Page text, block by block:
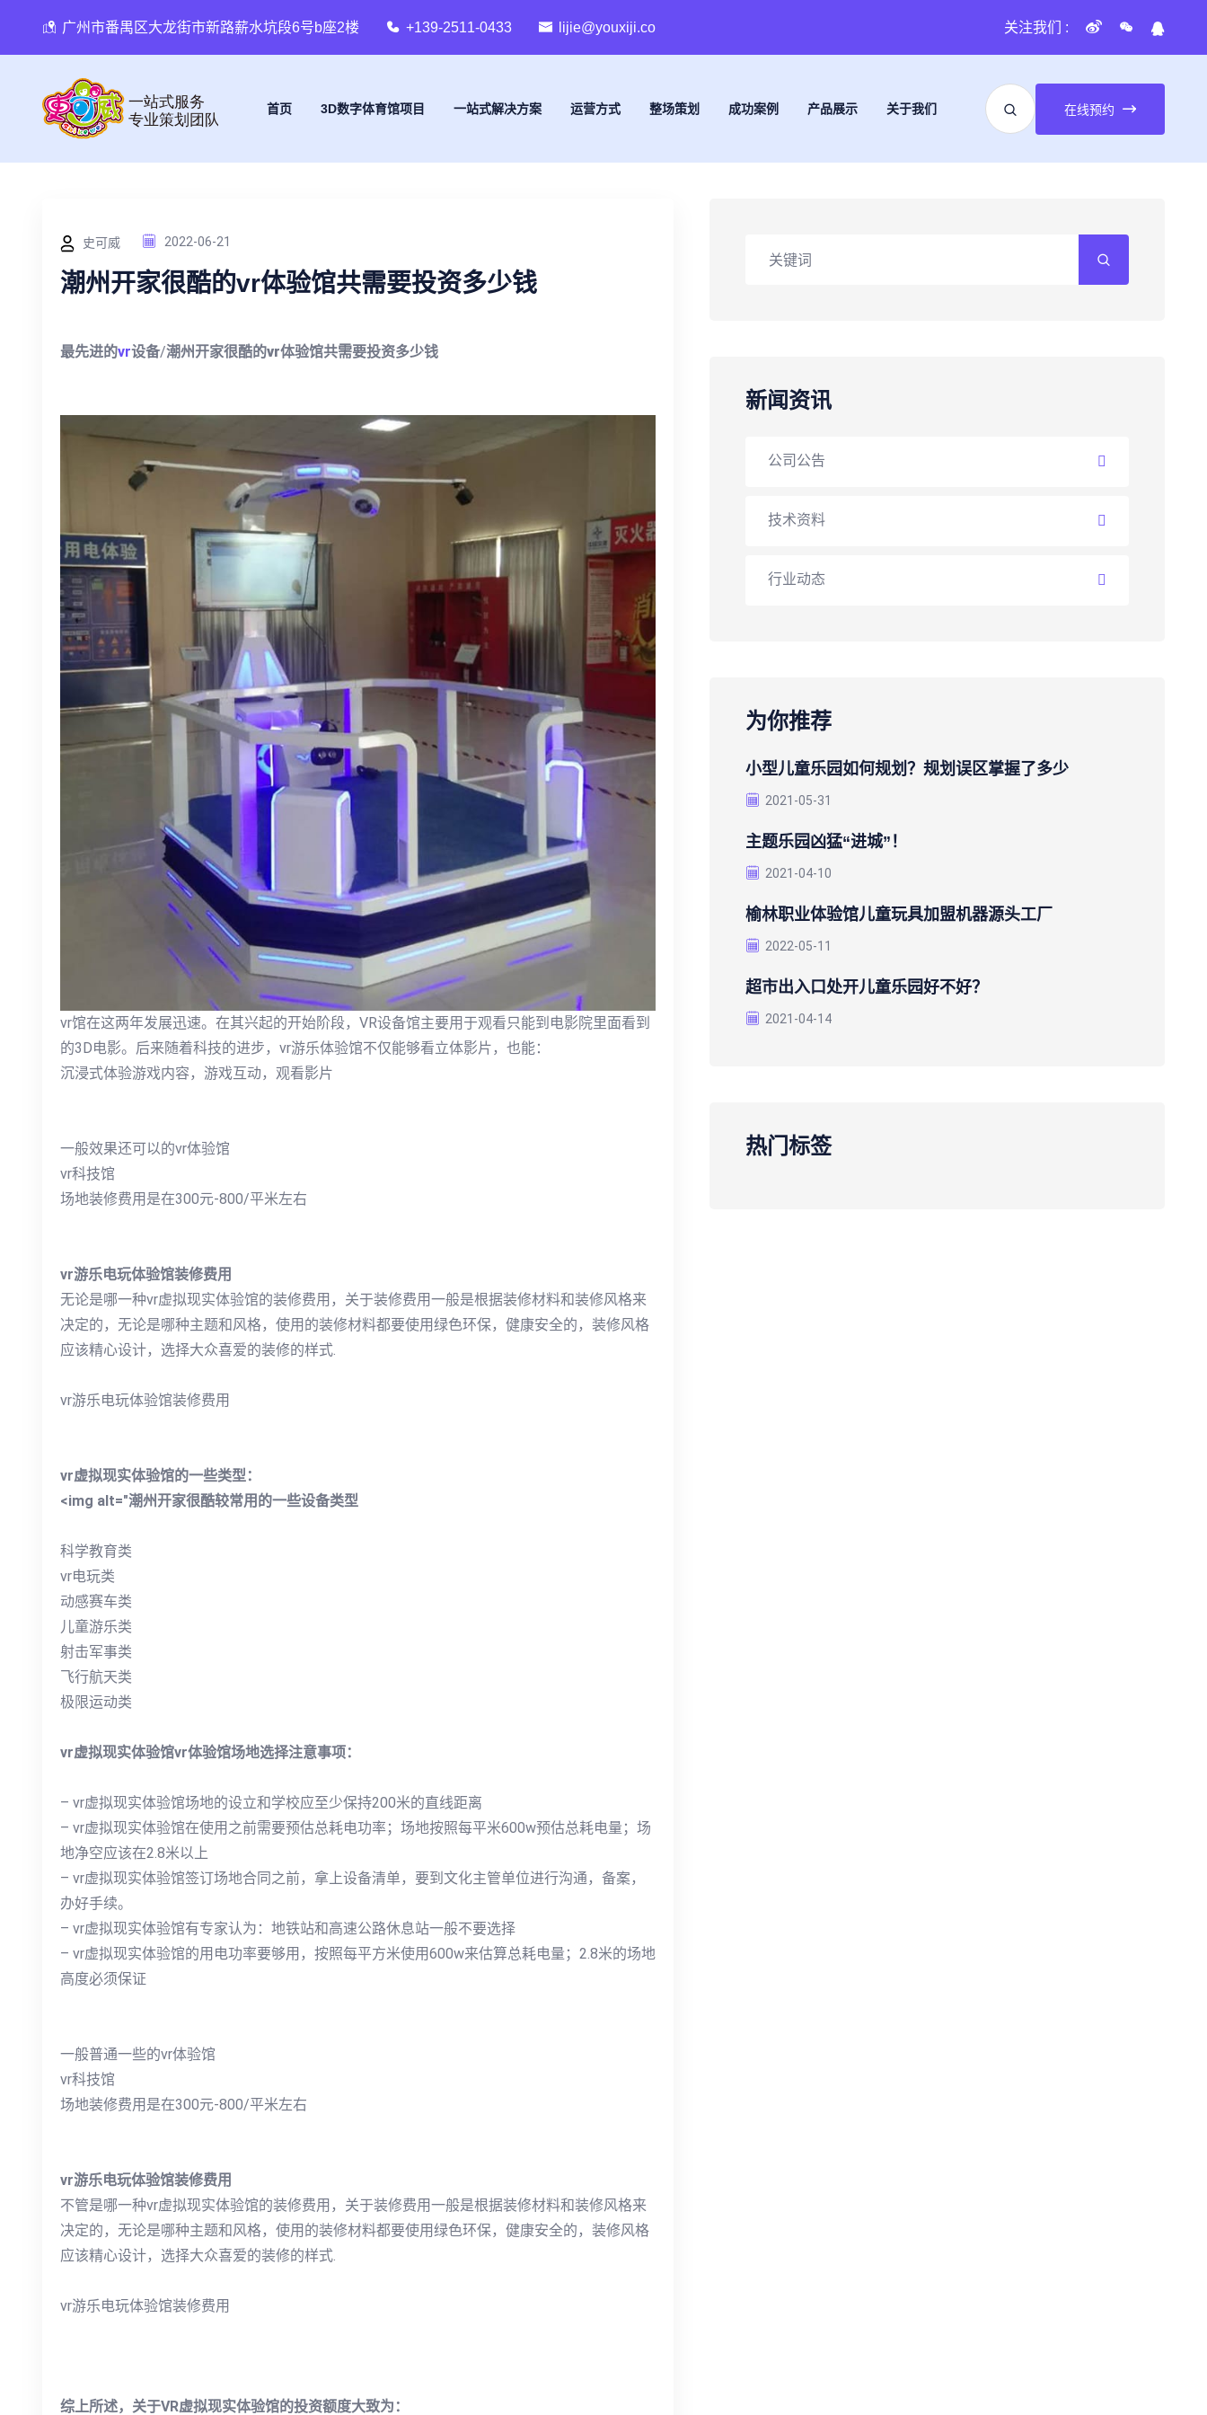
广州市番禺区大龙街市新路薪水坑段6号b座2楼 +139-2511-0433 lijie@youxiji.co 关注我们 :
首页 3D数字体育馆项目 一站式解决方案 运营方式 整场策划 成功案例 产品展示 关于我们 在线预约
史可威 2022-06-21
潮州开家很酷的vr体验馆共需要投资多少钱
最先进的vr设备/潮州开家很酷的vr体验馆共需要投资多少钱
vr馆在这两年发展迅速。在其兴起的开始阶段，VR设备馆主要用于观看只能到电影院里面看到
的3D电影。后来随着科技的进步，vr游乐体验馆不仅能够看立体影片，也能：
沉浸式体验游戏内容，游戏互动，观看影片
一般效果还可以的vr体验馆
vr科技馆
场地装修费用是在300元-800/平米左右
vr游乐电玩体验馆装修费用
无论是哪一种vr虚拟现实体验馆的装修费用，关于装修费用一般是根据装修材料和装修风格来
决定的，无论是哪种主题和风格，使用的装修材料都要使用绿色环保，健康安全的，装修风格
应该精心设计，选择大众喜爱的装修的样式.
vr游乐电玩体验馆装修费用
vr虚拟现实体验馆的一些类型：
<img alt="潮州开家很酷较常用的一些设备类型
科学教育类
vr电玩类
动感赛车类
儿童游乐类
射击军事类
飞行航天类
极限运动类
vr虚拟现实体验馆vr体验馆场地选择注意事项：
– vr虚拟现实体验馆场地的设立和学校应至少保持200米的直线距离
– vr虚拟现实体验馆在使用之前需要预估总耗电功率；场地按照每平米600w预估总耗电量；场
地净空应该在2.8米以上
– vr虚拟现实体验馆签订场地合同之前，拿上设备清单，要到文化主管单位进行沟通，备案，
办好手续。
– vr虚拟现实体验馆有专家认为：地铁站和高速公路休息站一般不要选择
– vr虚拟现实体验馆的用电功率要够用，按照每平方米使用600w来估算总耗电量；2.8米的场地
高度必须保证
一般普通一些的vr体验馆
vr科技馆
场地装修费用是在300元-800/平米左右
vr游乐电玩体验馆装修费用
不管是哪一种vr虚拟现实体验馆的装修费用，关于装修费用一般是根据装修材料和装修风格来
决定的，无论是哪种主题和风格，使用的装修材料都要使用绿色环保，健康安全的，装修风格
应该精心设计，选择大众喜爱的装修的样式.
vr游乐电玩体验馆装修费用
综上所述，关于VR虚拟现实体验馆的投资额度大致为：
新闻资讯
公司公告
技术资料
行业动态
为你推荐
小型儿童乐园如何规划？规划误区掌握了多少
2021-05-31
主题乐园凶猛“进城”！
2021-04-10
榆林职业体验馆儿童玩具加盟机器源头工厂
2022-05-11
超市出入口处开儿童乐园好不好？
2021-04-14
热门标签